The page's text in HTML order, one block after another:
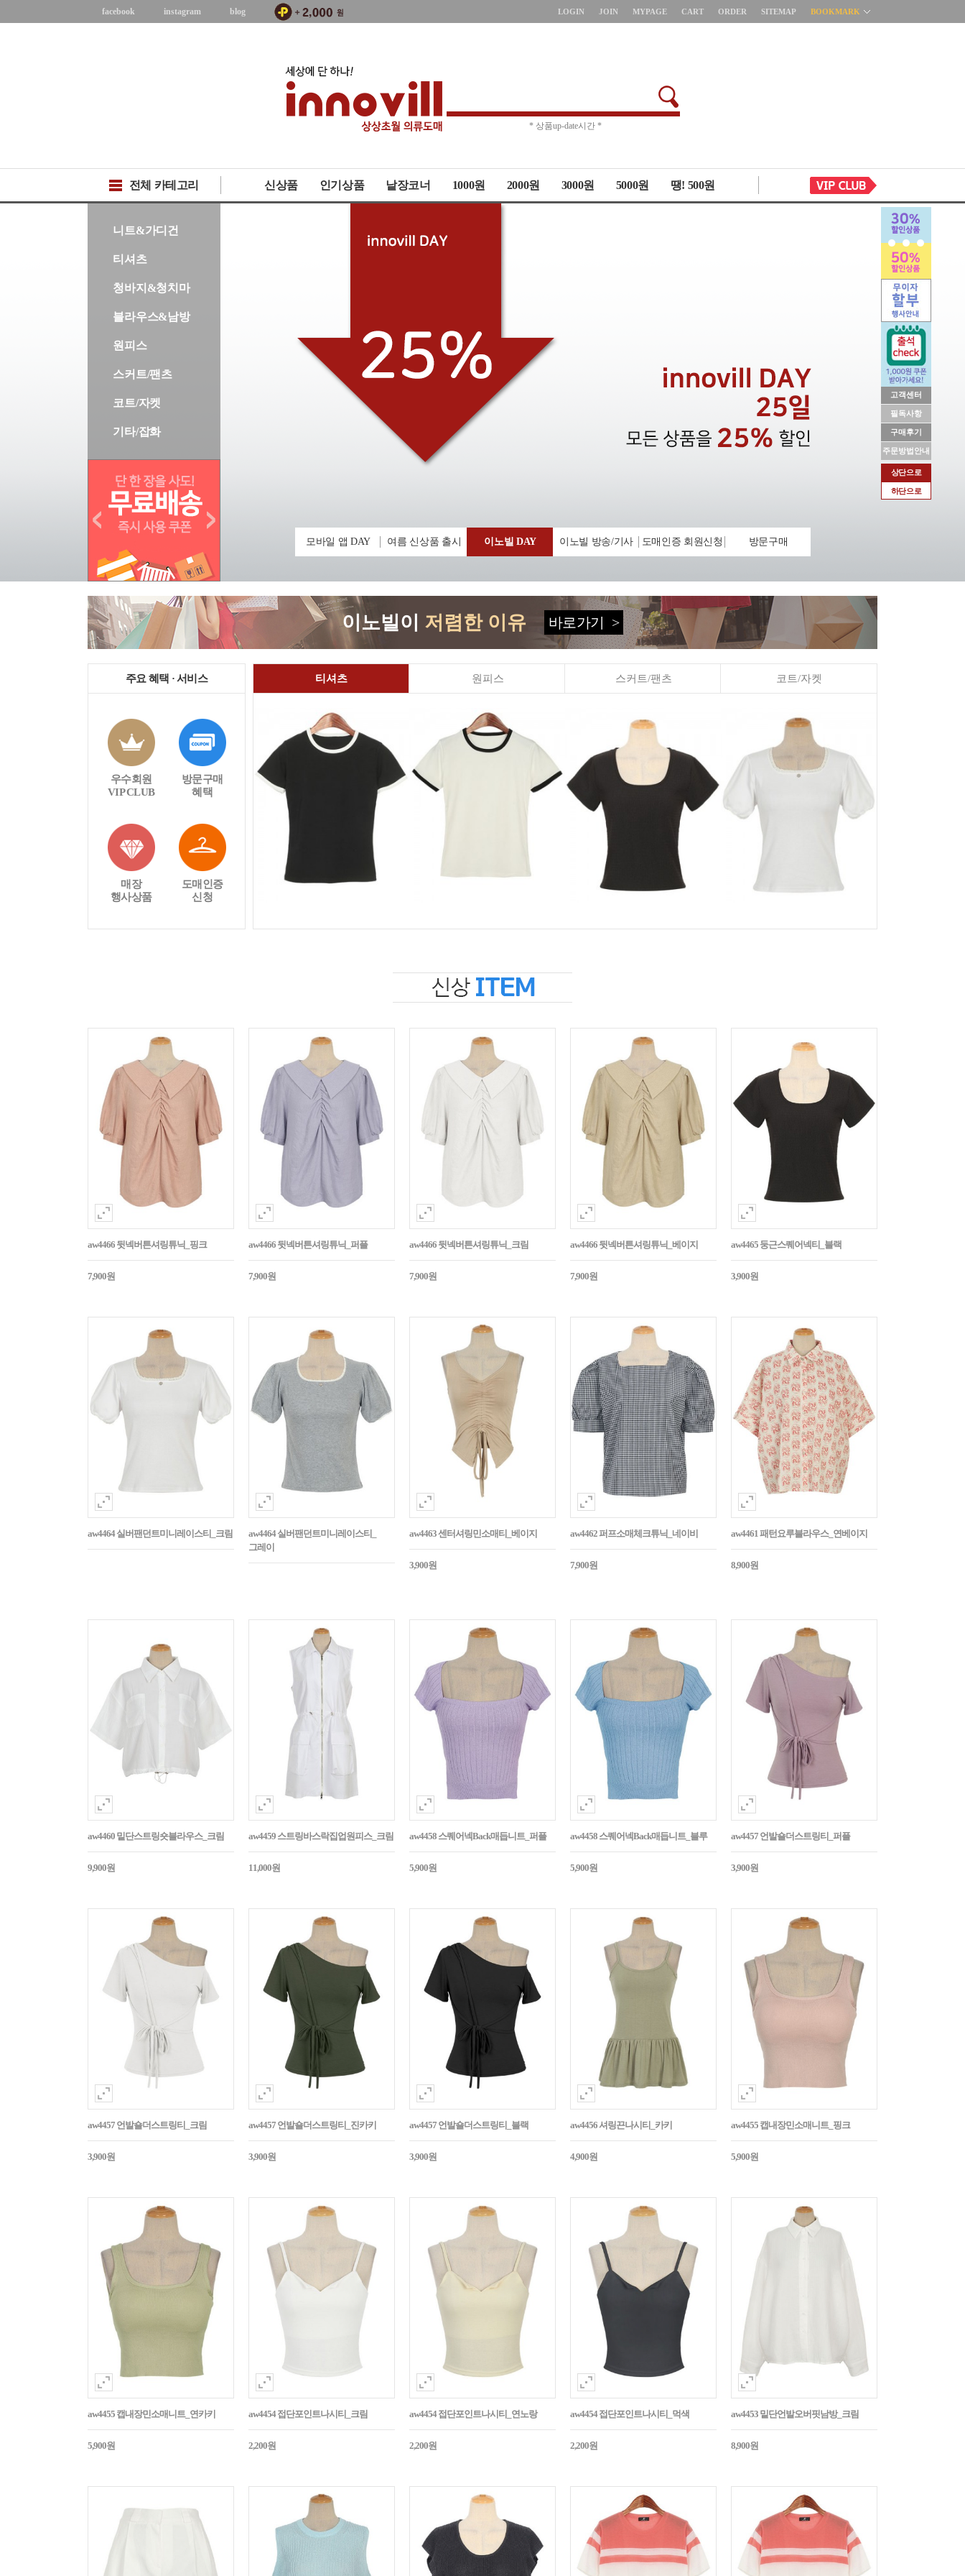
고객센터
필독사항
구매후기
주문방법안내
상단으로
하단으로
facebook instagram blog LOGIN JOIN MYPAGE CART ORDER SITEMAP BOOKMARK
* 주문취소 제한 *
전체 카테고리 신상품 인기상품 낱장코너 1000원 2000원 3000원 5000원 땡! 500원
니트&가디건
티셔츠
청바지&청치마
블라우스&남방
원피스
스커트/팬츠
코트/자켓
기타/잡화
모바일 앱 DAY 여름 신상품 출시 이노빌 DAY 이노빌 방송/기사 도매인증 회원신청 방문구매
이노빌이 저렴한 이유 바로가기 >
주요 혜택 · 서비스
우수회원
VIP CLUB
방문구매
혜택
매장
행사상품
도매인증
신청
티셔츠 원피스 스커트/팬츠 코트/자켓
aw4466 뒷넥버튼셔링튜닉_핑크
7,900원
aw4466 뒷넥버튼셔링튜닉_퍼플
7,900원
aw4466 뒷넥버튼셔링튜닉_크림
7,900원
aw4466 뒷넥버튼셔링튜닉_베이지
7,900원
aw4465 둥근스퀘어넥티_블랙
3,900원
aw4464 실버팬던트미니레이스티_크림
aw4464 실버팬던트미니레이스티_
그레이
aw4463 센터셔링민소매티_베이지
3,900원
aw4462 퍼프소매체크튜닉_네이비
7,900원
aw4461 패턴요루블라우스_연베이지
8,900원
aw4460 밑단스트링숏블라우스_크림
9,900원
aw4459 스트링바스락집업원피스_크림
11,000원
aw4458 스퀘어넥Back매듭니트_퍼플
5,900원
aw4458 스퀘어넥Back매듭니트_블루
5,900원
aw4457 언발숄더스트링티_퍼플
3,900원
aw4457 언발숄더스트링티_크림
3,900원
aw4457 언발숄더스트링티_진카키
3,900원
aw4457 언발숄더스트링티_블랙
3,900원
aw4456 셔링끈나시티_카키
4,900원
aw4455 캡내장민소매니트_핑크
5,900원
aw4455 캡내장민소매니트_연카키
5,900원
aw4454 접단포인트나시티_크림
2,200원
aw4454 접단포인트나시티_연노랑
2,200원
aw4454 접단포인트나시티_먹색
2,200원
aw4453 밑단언발오버핏남방_크림
8,900원